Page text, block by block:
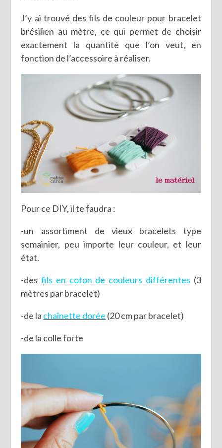
J’y ai trouvé des fils de couleur pour bracelet
brésilien au mètre, ce qui permet de choisir
exactement la quantité que l’on veut, en
fonction de l’accessoire à réaliser.
Pour ce DIY, il te faudra :
-un assortiment de vieux bracelets type
semainier, peu importe leur couleur, et leur
état.
-desfils en coton de couleurs différentes (3
mètres par bracelet)
-de la chaînette dorée (20 cm par bracelet)
-de la colle forte